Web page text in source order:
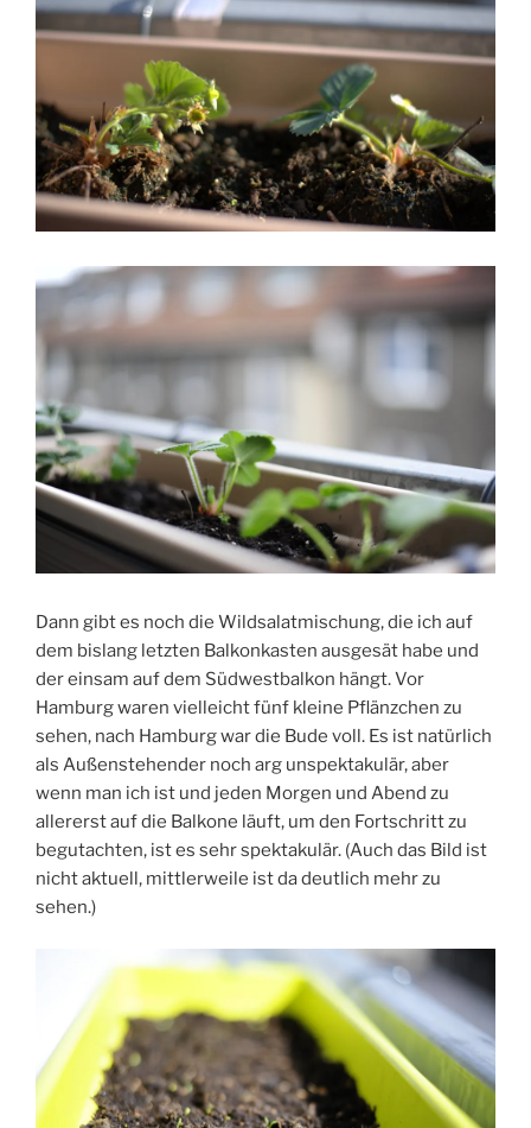
Dann gibt es noch die Wildsalatmischung, die ich auf
dem bislang letzten Balkonkasten ausgesät habe und
der einsam auf dem Südwestbalkon hängt. Vor
Hamburg waren vielleicht fünf kleine Pflänzchen zu
sehen, nach Hamburg war die Bude voll. Es ist natürlich
als Außenstehender noch arg unspektakulär, aber
wenn man ich ist und jeden Morgen und Abend zu
allererst auf die Balkone läuft, um den Fortschritt zu
begutachten, ist es sehr spektakulär. (Auch das Bild ist
nicht aktuell, mittlerweile ist da deutlich mehr zu
sehen.)